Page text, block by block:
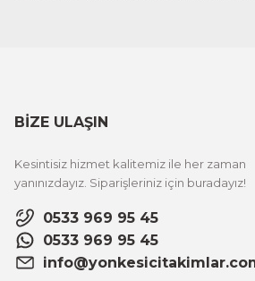
BİZE ULAŞIN
Kesintisiz hizmet kalitemiz ile her zaman
yanınızdayız. Siparişleriniz için buradayız!
0533 969 95 45
0533 969 95 45